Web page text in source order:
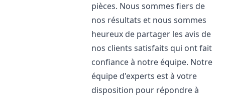
pièces. Nous sommes fiers de
nos résultats et nous sommes
heureux de partager les avis de
nos clients satisfaits qui ont fait
confiance à notre équipe. Notre
équipe d'experts est à votre
disposition pour répondre à